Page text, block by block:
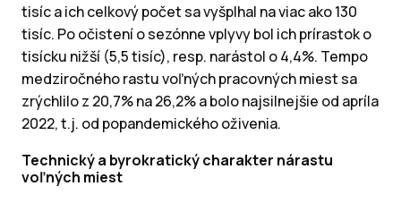
tisíc a ich celkový počet sa vyšplhal na viac ako 130
tisíc. Po očistení o sezónne vplyvy bol ich prírastok o
tisícku nižší (5,5 tisíc), resp. narástol o 4,4%. Tempo
medziročného rastu voľných pracovných miest sa
zrýchlilo z 20,7% na 26,2% a bolo najsilnejšie od apríla
2022, t.j. od popandemického oživenia.
Technický a byrokratický charakter nárastu
voľných miest